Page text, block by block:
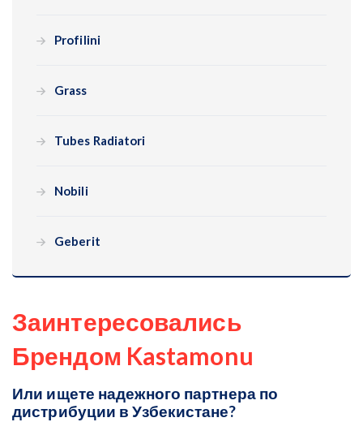
Profilini
Grass
Tubes Radiatori
Nobili
Geberit
Заинтересовались
Брендом Kastamonu
Или ищете надежного партнера по
дистрибуции в Узбекистане?